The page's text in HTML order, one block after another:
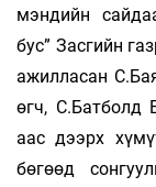
мэндийн
бус” Засгийн
ажилласан
өгч, С.Батболд
аас дээрх
бөгөөд